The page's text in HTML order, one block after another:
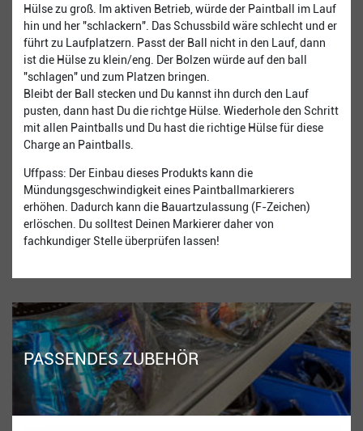
Hülse zu groß. Im aktiven Betrieb, würde der Paintball im Lauf
hin und her "schlackern". Das Schussbild wäre schlecht und er
führt zu Laufplatzern. Passt der Ball nicht in den Lauf, dann
ist die Hülse zu klein/eng. Der Bolzen würde auf den ball
"schlagen" und zum Platzen bringen.
Bleibt der Ball stecken und Du kannst ihn durch den Lauf
pusten, dann hast Du die richtge Hülse. Wiederhole den Schritt
mit allen Paintballs und Du hast die richtige Hülse für diese
Charge an Paintballs.
Uffpass: Der Einbau dieses Produkts kann die
Mündungsgeschwindigkeit eines Paintballmarkierers
erhöhen. Dadurch kann die Bauartzulassung (F-Zeichen)
erlöschen. Du solltest Deinen Markierer daher von
fachkundiger Stelle überprüfen lassen!
PASSENDES ZUBEHÖR